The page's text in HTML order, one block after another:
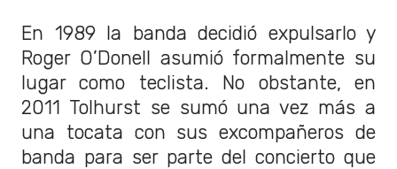
En 1989 la banda decidió expulsarlo y
Roger O’Donell asumió formalmente su
lugar como teclista. No obstante, en
2011 Tolhurst se sumó una vez más a
una tocata con sus excompañeros de
banda para ser parte del concierto que